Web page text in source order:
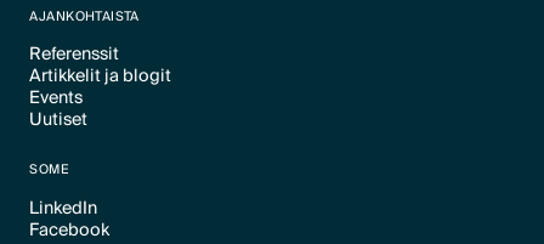
AJANKOHTAISTA
Referenssit
Text Link
Artikkelit ja blogit
Text Link
Events
Text Link
Uutiset
SOME
LinkedIn
Text Link
Facebook